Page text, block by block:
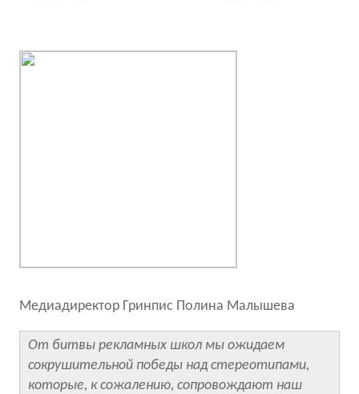
Медиадиректор Гринпис Полина Малышева
От битвы рекламных школ мы ожидаем
сокрушительной победы над стереотипами,
которые, к сожалению, сопровождают наш